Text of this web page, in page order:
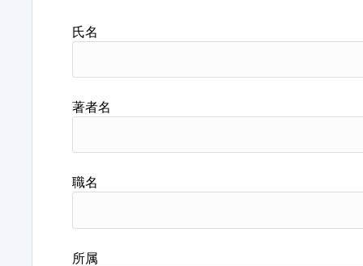
氏名
著者名
職名
所属